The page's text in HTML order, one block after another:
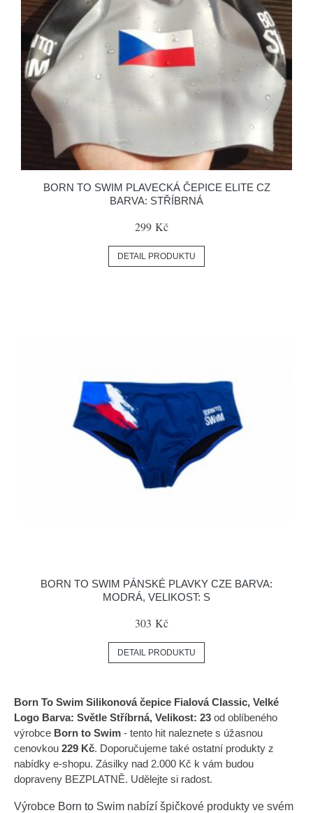
BORN TO SWIM PLAVECKÁ ČEPICE ELITE CZ
BARVA: STŘÍBRNÁ
299 Kč
DETAIL PRODUKTU
BORN TO SWIM PÁNSKÉ PLAVKY CZE BARVA:
MODRÁ, VELIKOST: S
303 Kč
DETAIL PRODUKTU
Born To Swim Silikonová čepice Fialová Classic, Velké
Logo Barva: Světle Stříbrná, Velikost: 23 od oblíbeného
výrobce Born to Swim - tento hit naleznete s úžasnou
cenovkou 229 Kč. Doporučujeme také ostatní produkty z
nabídky e-shopu. Zásilky nad 2.000 Kč k vám budou
dopraveny BEZPLATNĚ. Udělejte si radost.
Výrobce Born to Swim nabízí špičkové produkty ve svém